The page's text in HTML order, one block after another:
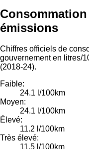
émissions
Chiffres officiels de
gouvernement en litres/
(2018-24).
Faible:
24.1 l/100km
Moyen:
24.1 l/100km
Élevé:
11.2 l/100km
Très élevé:
11.5 l/100km